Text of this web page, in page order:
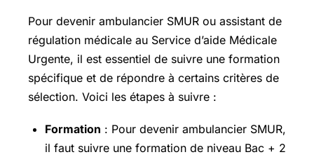
Pour devenir ambulancier SMUR ou assistant de
régulation médicale au Service d’aide Médicale
Urgente, il est essentiel de suivre une formation
spécifique et de répondre à certains critères de
sélection. Voici les étapes à suivre :
Formation : Pour devenir ambulancier SMUR,
il faut suivre une formation de niveau Bac + 2